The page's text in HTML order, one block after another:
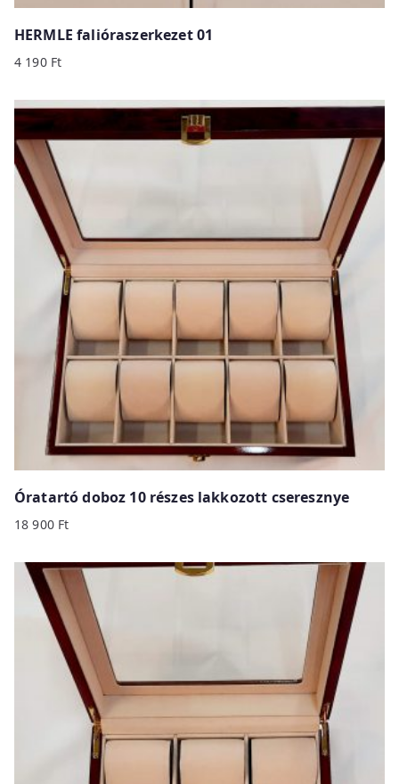
HERMLE falióraszerkezet 01
4 190 Ft
Óratartó doboz 10 részes lakkozott cseresznye
18 900 Ft